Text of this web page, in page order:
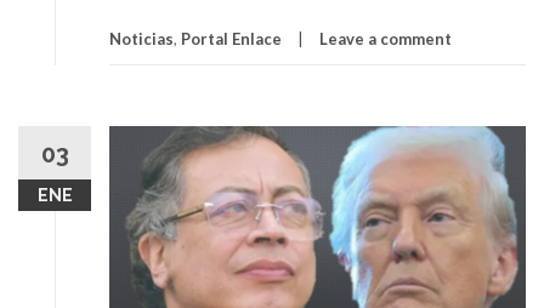
Noticias, Portal Enlace Leave a comment
03
ENE